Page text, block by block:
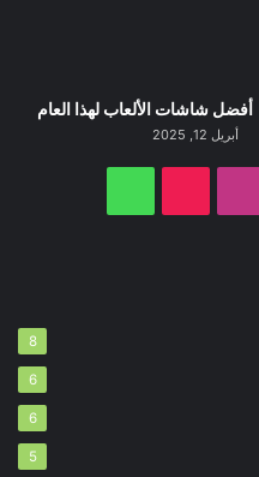
أفضل شاشات الألعاب لهذا العام
أبريل 12, 2025
8
6
6
5